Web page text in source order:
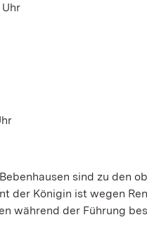
Uhr
sind zu den
der Königin ist wegen
während der Führung